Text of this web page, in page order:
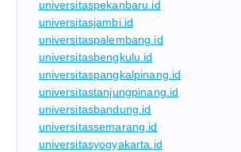
universitaspekanbaru.id
universitasjambi.id
universitaspalembang.id
universitasbengkulu.id
universitaspangkalpinang.id
universitastanjungpinang.id
universitasbandung.id
universitassemarang.id
universitasyogyakarta.id